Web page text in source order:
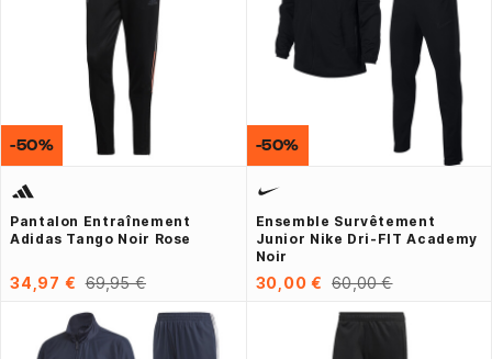
Pantalon Entraînement
Adidas Tango Noir Rose
34,97 € 69,95 €
-50%
Ensemble Survêtement
Junior Nike Dri-FIT Academy
Noir
30,00 € 60,00 €
-50%